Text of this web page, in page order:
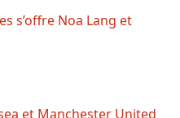
s’offre Noa Lang et
et Manchester United